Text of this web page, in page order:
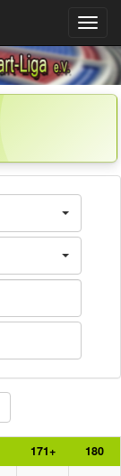
Menü
171+
180